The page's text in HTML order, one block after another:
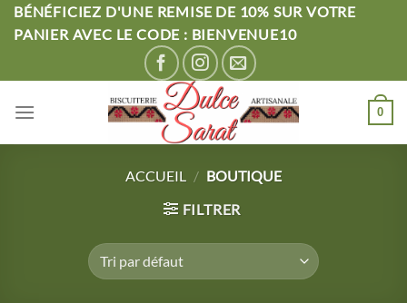
Passer
BÉNÉFICIEZ D'UNE REMISE DE 10% SUR VOTRE
PANIER AVEC LE CODE : BIENVENUE10
0
ACCUEIL / BOUTIQUE
FILTRER